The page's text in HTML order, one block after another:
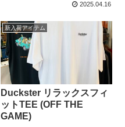
2025.04.16
新入荷アイテム
Duckster リラックスフィ
ットTEE (OFF THE
GAME)